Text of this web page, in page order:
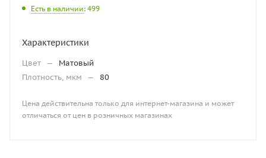
Есть в наличии: 499
Характеристики
Цвет —
Матовый
Плотность, мкм
— 80
Цена действительна только для интернет-магазина и может
отличаться от цен в розничных магазинах